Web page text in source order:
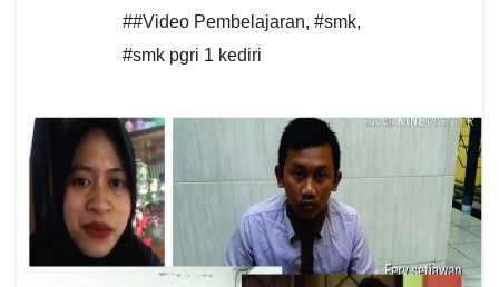
##Video Pembelajaran, #smk,
#smk pgri 1 kediri